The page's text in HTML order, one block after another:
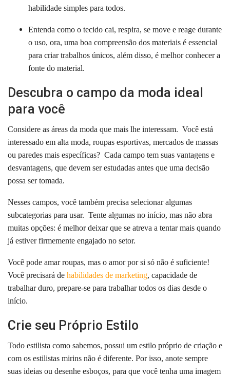
habilidade simples para todos.
Entenda como o tecido cai, respira, se move e reage durante
o uso, ora, uma boa compreensão dos materiais é essencial
para criar trabalhos únicos, além disso, é melhor conhecer a
fonte do material.
Descubra o campo da moda ideal
para você
Considere as áreas da moda que mais lhe interessam. Você está
interessado em alta moda, roupas esportivas, mercados de massas
ou paredes mais específicas? Cada campo tem suas vantagens e
desvantagens, que devem ser estudadas antes que uma decisão
possa ser tomada.
Nesses campos, você também precisa selecionar algumas
subcategorias para usar. Tente algumas no início, mas não abra
muitas opções: é melhor deixar que se atreva a tentar mais quando
já estiver firmemente engajado no setor.
Você pode amar roupas, mas o amor por si só não é suficiente!
Você precisará de habilidades de marketing, capacidade de
trabalhar duro, prepare-se para trabalhar todos os dias desde o
início.
Crie seu Próprio Estilo
Todo estilista como sabemos, possui um estilo próprio de criação e
com os estilistas mirins não é diferente. Por isso, anote sempre
suas ideias ou desenhe esboços, para que você tenha uma imagem